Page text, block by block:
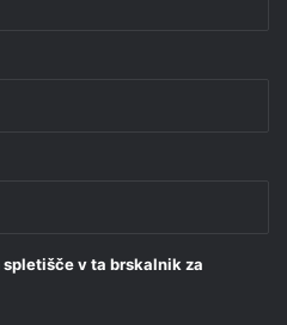
v ta brskalnik za